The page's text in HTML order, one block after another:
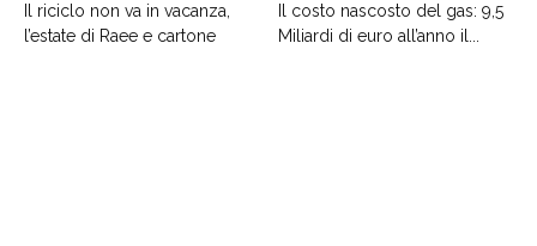
Il riciclo non va in vacanza,
l’estate di Raee e cartone
Il costo nascosto del gas: 9,5
Miliardi di euro all’anno il...